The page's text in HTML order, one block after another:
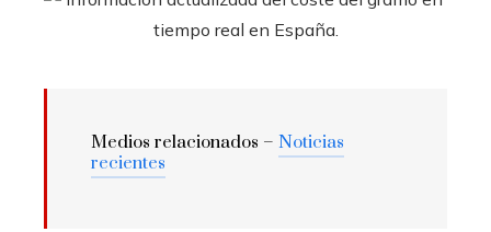
Medios relacionados – Noticias
recientes